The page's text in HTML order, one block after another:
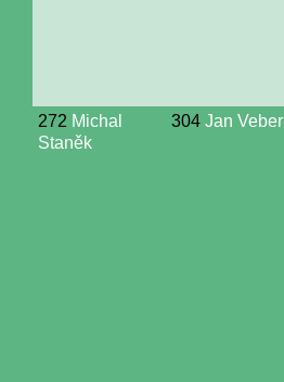
272 Michal
Staněk
304 Jan Veber